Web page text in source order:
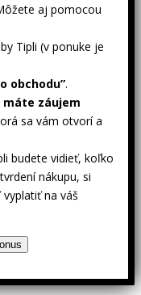
aj pomocou
Tipli (v ponuke je
obchodu”.
záujem
sa vám otvorí a
budete vidieť, koľko
nákupu, si
na váš